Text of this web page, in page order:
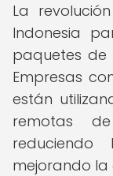
La
Indonesia
paquetes de
Empresas
están
remotas
mejorando la